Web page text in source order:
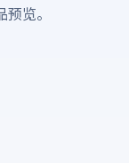
览。